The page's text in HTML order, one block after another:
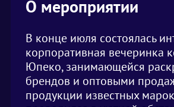
О мероприятии
В конце июля состоялась
корпоративная вечеринка
Юпеко, занимающейся
брендов и оптовыми
продукции известных